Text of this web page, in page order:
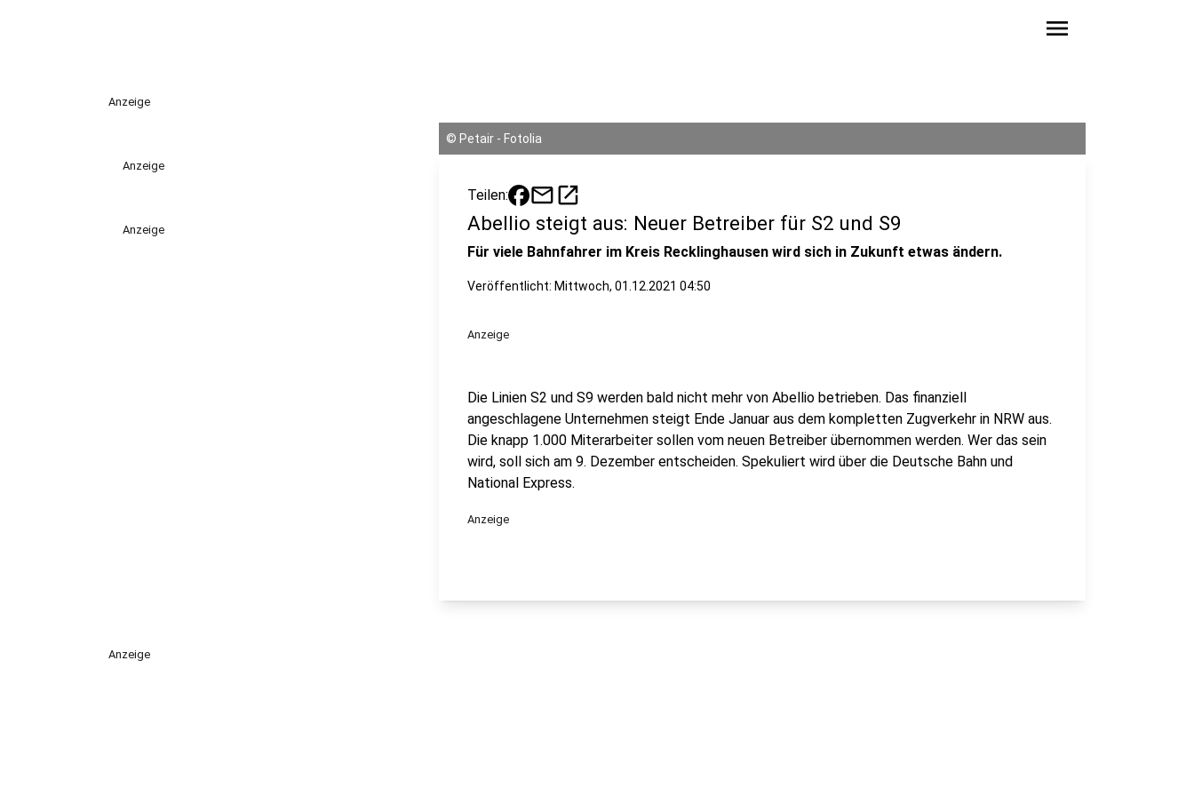
menu
Anzeige
Anzeige
Anzeige
© Petair - Fotolia
Teilen: mailopen_in_new
Abellio steigt aus: Neuer Betreiber für S2 und S9
Für viele Bahnfahrer im Kreis Recklinghausen wird sich in Zukunft etwas ändern.
Veröffentlicht: Mittwoch, 01.12.2021 04:50
Anzeige
Die Linien S2 und S9 werden bald nicht mehr von Abellio betrieben. Das finanziell
angeschlagene Unternehmen steigt Ende Januar aus dem kompletten Zugverkehr in NRW aus.
Die knapp 1.000 Miterarbeiter sollen vom neuen Betreiber übernommen werden. Wer das sein
wird, soll sich am 9. Dezember entscheiden. Spekuliert wird über die Deutsche Bahn und
National Express.
Anzeige
Anzeige